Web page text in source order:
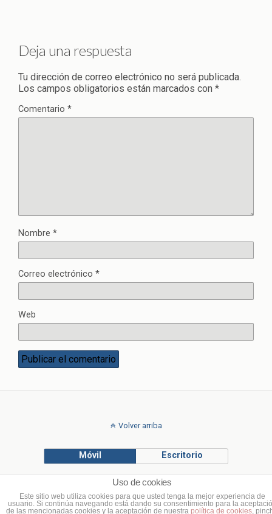
Deja una respuesta
Tu dirección de correo electrónico no será publicada.
Los campos obligatorios están marcados con *
Comentario *
Nombre *
Correo electrónico *
Web
Volver arriba
Móvil Escritorio
© Francisco Ponce Carrasco
Uso de cookies
Este sitio web utiliza cookies para que usted tenga la mejor experiencia de
usuario. Si continúa navegando está dando su consentimiento para la
de las mencionadas cookies y la aceptación de nuestra política de cookies ,